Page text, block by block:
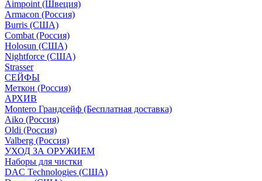
Aimpoint (Швеция)
Armacon (Россия)
Burris (США)
Combat (Россия)
Holosun (США)
Nightforce (США)
Strasser
СЕЙФЫ
Меткон (Россия)
АРХИВ
Montero Грандсейф (Бесплатная доставка)
Aiko (Россия)
Oldi (Россия)
Valberg (Россия)
УХОД ЗА ОРУЖИЕМ
Наборы для чистки
DAC Technologies (США)